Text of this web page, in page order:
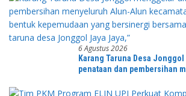
6 Agustus 2026
Karang Taruna Desa
penataan dan pembersihan
kepemudaan yang bersinergi